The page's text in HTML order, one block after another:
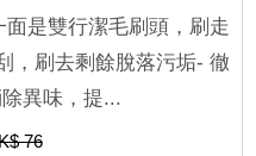
是雙行潔毛刷頭，刷走
，刷去剩餘脫落污垢- 徹
異味，提...
76